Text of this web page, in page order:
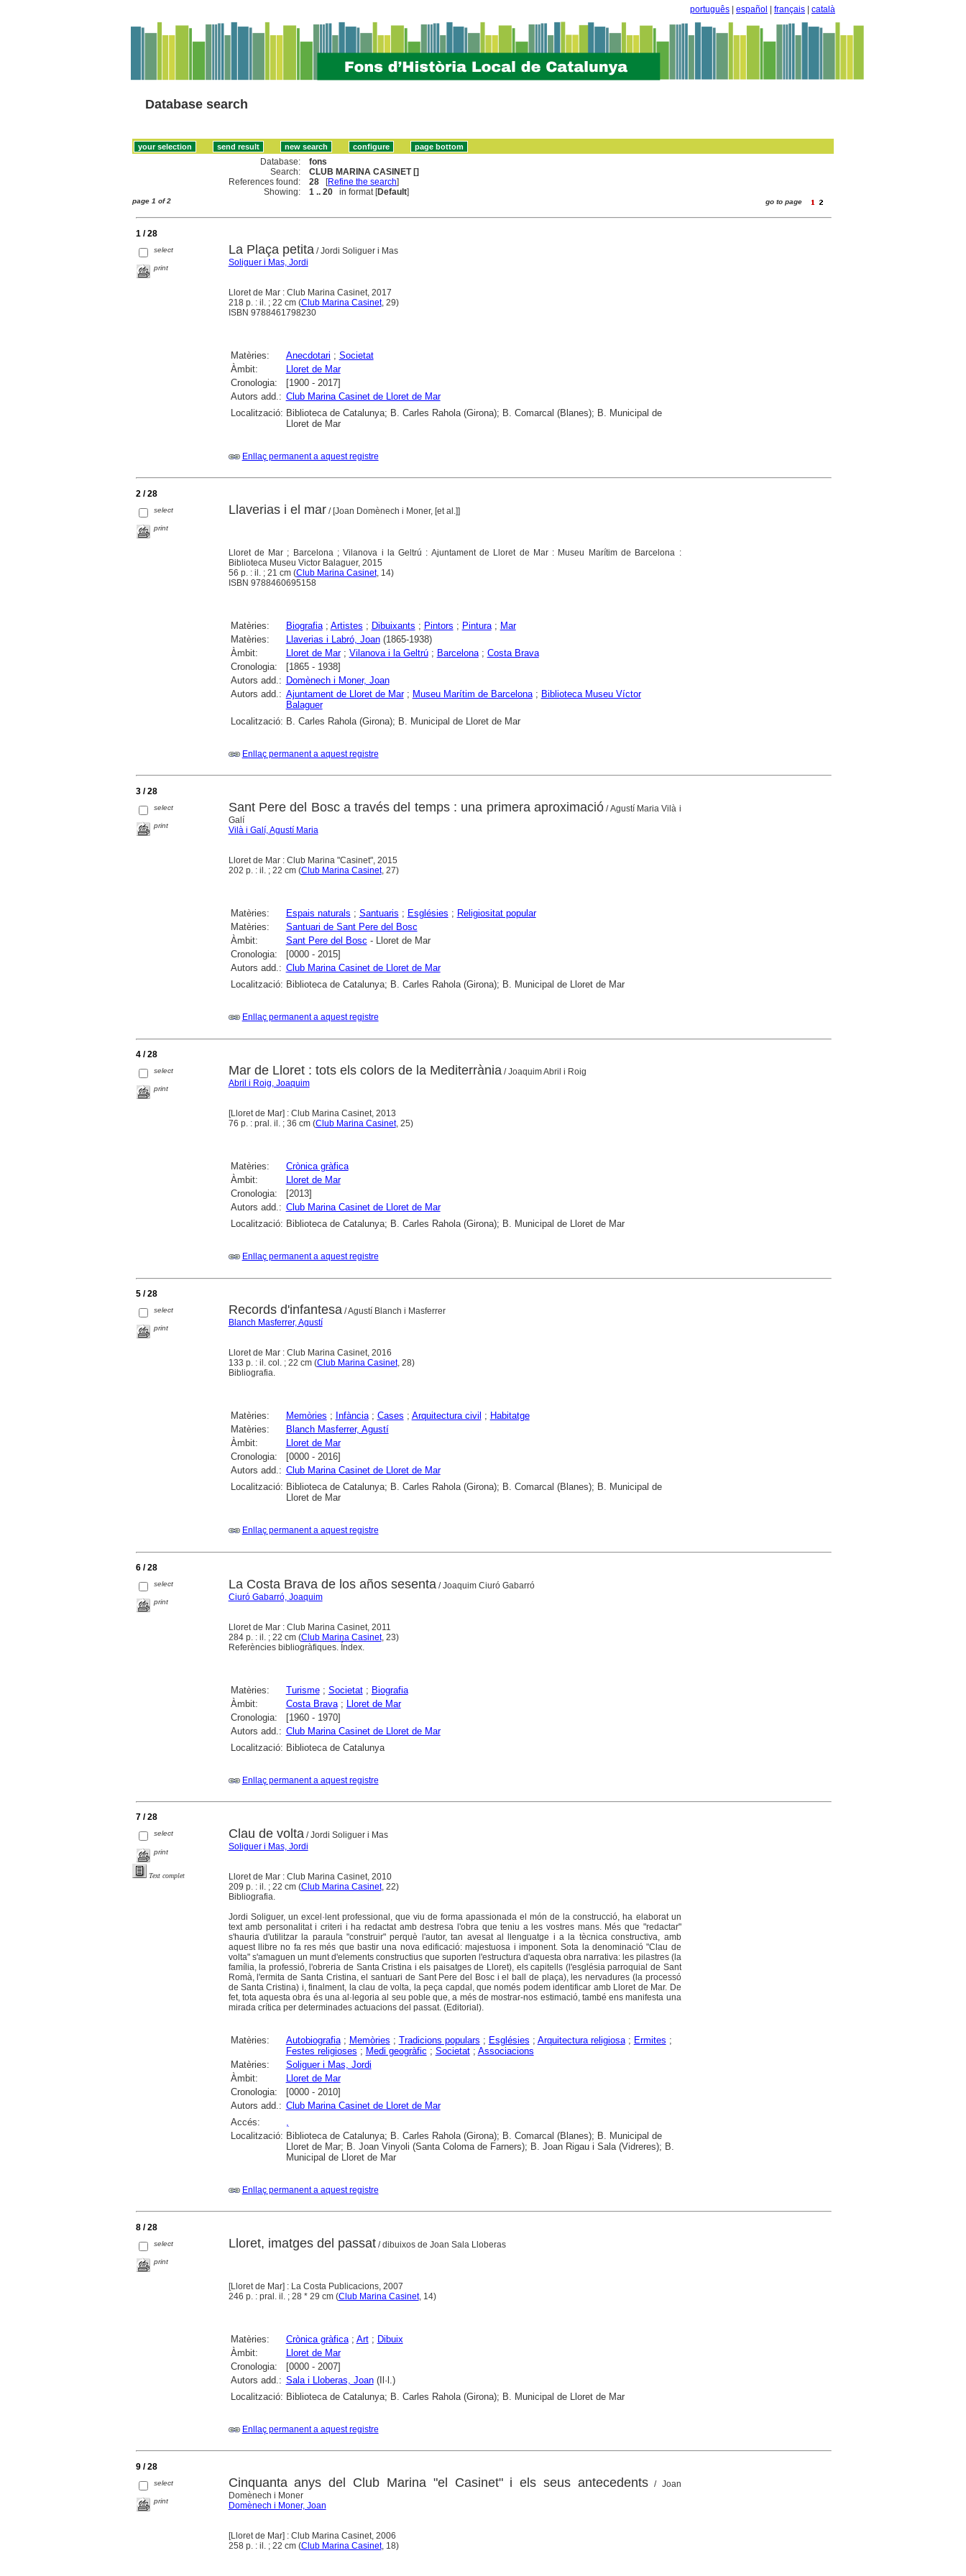
português español français català
Database search
Database:
fons
Search:
CLUB MARINA CASINET []
References found:
28 [Refine the search]
Showing:
1 .. 20 in format [Default]
page 1 of 2 go to page
1 / 28
select
print
La Plaça petita/ Jordi Soliguer i Mas
Soliguer i Mas, Jordi
Lloret de Mar : Club Marina Casinet, 2017
218 p. : il. ; 22 cm (Club Marina Casinet, 29)
ISBN 9788461798230
Matèries: Anecdotari ; Societat
Àmbit:
Lloret de Mar
Cronologia:
[1900 - 2017]
Autors add.: Club Marina Casinet de Lloret de Mar
Localització: Biblioteca de Catalunya; B. Carles Rahola (Girona); B. Comarcal (Blanes); B. Municipal de
Lloret de Mar
Enllaç permanent a aquest registre
2 / 28
select
print
Llaverias i el mar/ [Joan Domènech i Moner, [et al.]]
Lloret de Mar ; Barcelona ; Vilanova i la Geltrú : Ajuntament de Lloret de Mar : Museu Marítim de Barcelona :
Biblioteca Museu Victor Balaguer, 2015
56 p. : il. ; 21 cm (Club Marina Casinet, 14)
ISBN 9788460695158
Matèries: Biografia; Artistes ; Dibuixants ; Pintors ; Pintura; Mar
Matèries:
Llaverias i Labró, Joan(1865-1938)
Àmbit:
Lloret de Mar; Vilanova i la Geltrú; Barcelona; Costa Brava
Cronologia:
[1865 - 1938]
Autors add.: Domènech i Moner, Joan
Autors add.: Ajuntament de Lloret de Mar; Museu Marítim de Barcelona; Biblioteca Museu Víctor
Balaguer
Localització: B. Carles Rahola (Girona); B. Municipal de Lloret de Mar
Enllaç permanent a aquest registre
3 / 28
select
print
Sant Pere del Bosc a través del temps : una primera aproximació / Agustí Maria Vilà i
Galí
Vilà i Galí, Agustí Maria
Lloret de Mar : Club Marina "Casinet", 2015
202 p. : il. ; 22 cm (Club Marina Casinet, 27)
Matèries: Espais naturals ; Santuaris ; Esglésies ; Religiositat popular
Matèries:
Santuari de Sant Pere del Bosc
Àmbit:
Sant Pere del Bosc - Lloret de Mar
Cronologia:
[0000 - 2015]
Autors add.: Club Marina Casinet de Lloret de Mar
Localització: Biblioteca de Catalunya; B. Carles Rahola (Girona); B. Municipal de Lloret de Mar
Enllaç permanent a aquest registre
4 / 28
select
print
Mar de Lloret : tots els colors de la Mediterrània/ Joaquim Abril i Roig
Abril i Roig, Joaquim
[Lloret de Mar] : Club Marina Casinet, 2013
76 p. : pral. il. ; 36 cm (Club Marina Casinet, 25)
Matèries:
Crònica gràfica
Àmbit:
Lloret de Mar
Cronologia:
[2013]
Autors add.: Club Marina Casinet de Lloret de Mar
Localització: Biblioteca de Catalunya; B. Carles Rahola (Girona); B. Municipal de Lloret de Mar
Enllaç permanent a aquest registre
5 / 28
select
print
Records d'infantesa/ Agustí Blanch i Masferrer
Blanch Masferrer, Agustí
Lloret de Mar : Club Marina Casinet, 2016
133 p. : il. col. ; 22 cm (Club Marina Casinet, 28)
Bibliografia.
Matèries: Memòries ; Infància; Cases ; Arquitectura civil ; Habitatge
Matèries:
Blanch Masferrer, Agustí
Àmbit:
Lloret de Mar
Cronologia:
[0000 - 2016]
Autors add.: Club Marina Casinet de Lloret de Mar
Localització: Biblioteca de Catalunya; B. Carles Rahola (Girona); B. Comarcal (Blanes); B. Municipal de
Lloret de Mar
Enllaç permanent a aquest registre
6 / 28
select
print
La Costa Brava de los años sesenta / Joaquim Ciuró Gabarró
Ciuró Gabarró, Joaquim
Lloret de Mar : Club Marina Casinet, 2011
284 p. : il. ; 22 cm (Club Marina Casinet, 23)
Referències bibliogràfiques. Índex.
Matèries: Turisme; Societat; Biografia
Àmbit:
Costa Brava; Lloret de Mar
Cronologia:
[1960 - 1970]
Autors add.: Club Marina Casinet de Lloret de Mar
Localització: Biblioteca de Catalunya
Enllaç permanent a aquest registre
7 / 28
select
print
Text complet
Clau de volta / Jordi Soliguer i Mas
Soliguer i Mas, Jordi
Lloret de Mar : Club Marina Casinet, 2010
209 p. : il. ; 22 cm (Club Marina Casinet, 22)
Bibliografia.
Jordi Soliguer, un excel·lent professional, que viu de forma apassionada el món de la construcció, ha elaborat un
text amb personalitat i criteri i ha redactat amb destresa l'obra que teniu a les vostres mans. Més que "redactar"
s'hauria d'utilitzar la paraula "construir" perquè l'autor, tan avesat al llenguatge i a la tècnica constructiva, amb
aquest llibre no fa res més que bastir una nova edificació: majestuosa i imponent. Sota la denominació "Clau de
volta" s'amaguen un munt d'elements constructius que suporten l'estructura d'aquesta obra narrativa: les pilastres (la
família, la professió, l'obreria de Santa Cristina i els paisatges de Lloret), els capitells (l'església parroquial de Sant
Romà, l'ermita de Santa Cristina, el santuari de Sant Pere del Bosc i el ball de plaça), les nervadures (la processó
de Santa Cristina) i, finalment, la clau de volta, la peça capdal, que només podem identificar amb Lloret de Mar. De
fet, tota aquesta obra és una al·legoria al seu poble que, a més de mostrar-nos estimació, també ens manifesta una
mirada crítica per determinades actuacions del passat. (Editorial).
Matèries: Autobiografia; Memòries ; Tradicions populars ; Esglésies ; Arquitectura religiosa; Ermites ;
Festes religioses ; Medi geogràfic ; Societat; Associacions
Matèries:
Soliguer i Mas, Jordi
Àmbit:
Lloret de Mar
Cronologia:
[0000 - 2010]
Autors add.: Club Marina Casinet de Lloret de Mar
Accés:
Localització: Biblioteca de Catalunya; B. Carles Rahola (Girona); B. Comarcal (Blanes); B. Municipal de
Lloret de Mar; B. Joan Vinyoli (Santa Coloma de Farners); B. Joan Rigau i Sala (Vidreres); B.
Municipal de Lloret de Mar
Enllaç permanent a aquest registre
8 / 28
select
print
Lloret, imatges del passat/ dibuixos de Joan Sala Lloberas
[Lloret de Mar] : La Costa Publicacions, 2007
246 p. : pral. il. ; 28 * 29 cm (Club Marina Casinet, 14)
Matèries: Crònica gràfica; Art; Dibuix
Àmbit:
Lloret de Mar
Cronologia:
[0000 - 2007]
Autors add.: Sala i Lloberas, Joan(Il·l.)
Localització: Biblioteca de Catalunya; B. Carles Rahola (Girona); B. Municipal de Lloret de Mar
Enllaç permanent a aquest registre
9 / 28
select
print
Cinquanta anys del Club Marina "el Casinet" i els seus antecedents/ Joan
Domènech i Moner
Domènech i Moner, Joan
[Lloret de Mar] : Club Marina Casinet, 2006
258 p. : il. ; 22 cm (Club Marina Casinet, 18)